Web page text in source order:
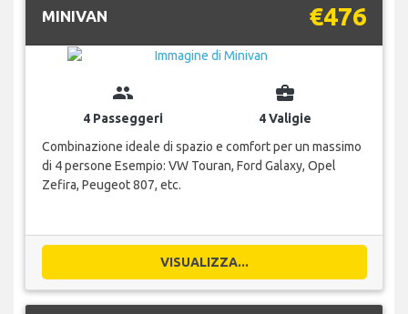
MINIVAN €476
group
4 Passeggeri
business_center
4 Valigie
Combinazione ideale di spazio e comfort per un massimo
di 4 persone Esempio: VW Touran, Ford Galaxy, Opel
Zefira, Peugeot 807, etc.
VISUALIZZA...